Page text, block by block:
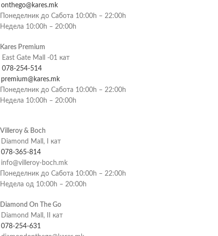
onthego@kares.mk
Понеделник до Сабота 10:00h – 22:00h
Недела 10:00h – 20:00h
Kares Premium
East Gate Mall -01 кат
078-254-514
premium@kares.mk
Понеделник до Сабота 10:00h – 22:00h
Недела 10:00h – 20:00h
Villeroy & Boch
Diamond Mall, I кат
078-365-814
info@villeroy-boch.mk
Понеделник до Сабота 10:00h – 22:00h
Недела од 10:00h – 20:00h
Diamond On The Go
Diamond Mall, II кат
078-254-631